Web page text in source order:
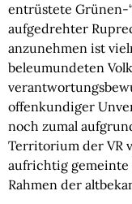
entrüstete Grünen-
aufgedrehter
anzunehmen ist
beleumundeten
offenkundiger
noch zumal
Territorium der VR
aufrichtig gemeinte
Rahmen der